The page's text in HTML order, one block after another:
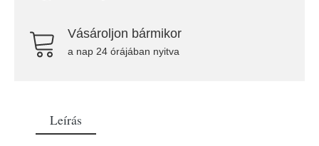
Vásároljon bármikor
a nap 24 órájában nyitva
Leírás